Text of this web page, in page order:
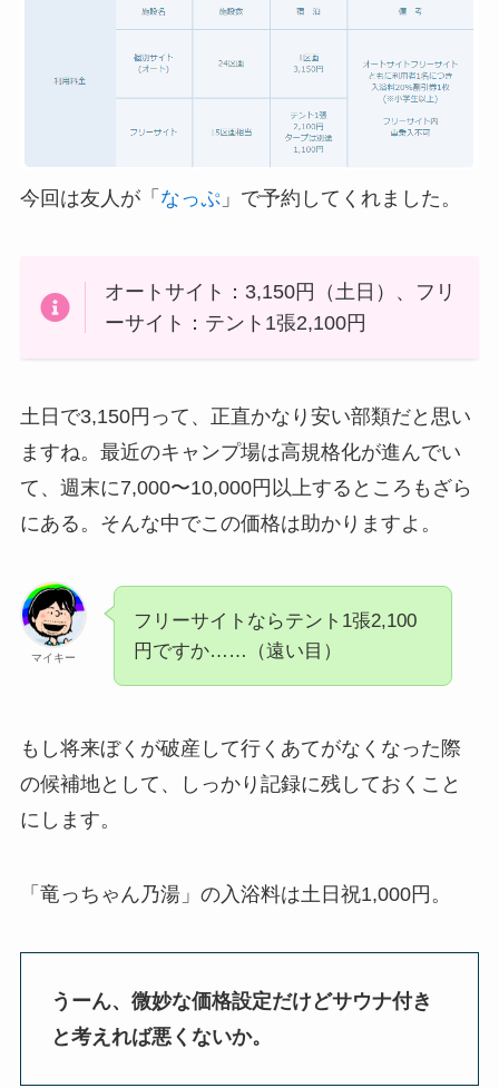
今回は友人が「 なっぷ」で予約してくれました。
オートサイト：3,150円（土日）、フリ
ーサイト：テント1張2,100円
土日で3,150円って、正直かなり安い部類だと思い
ますね。最近のキャンプ場は高規格化が進んでい
て、週末に7,000〜10,000円以上するところもざら
にある。そんな中でこの価格は助かりますよ。
マイキー
フリーサイトならテント1張2,100
円ですか……（遠い目）
もし将来ぼくが破産して行くあてがなくなった際
の候補地として、しっかり記録に残しておくこと
にします。
「竜っちゃん乃湯」の入浴料は土日祝1,000円。
うーん、微妙な価格設定だけどサウナ付き
と考えれば悪くないか。